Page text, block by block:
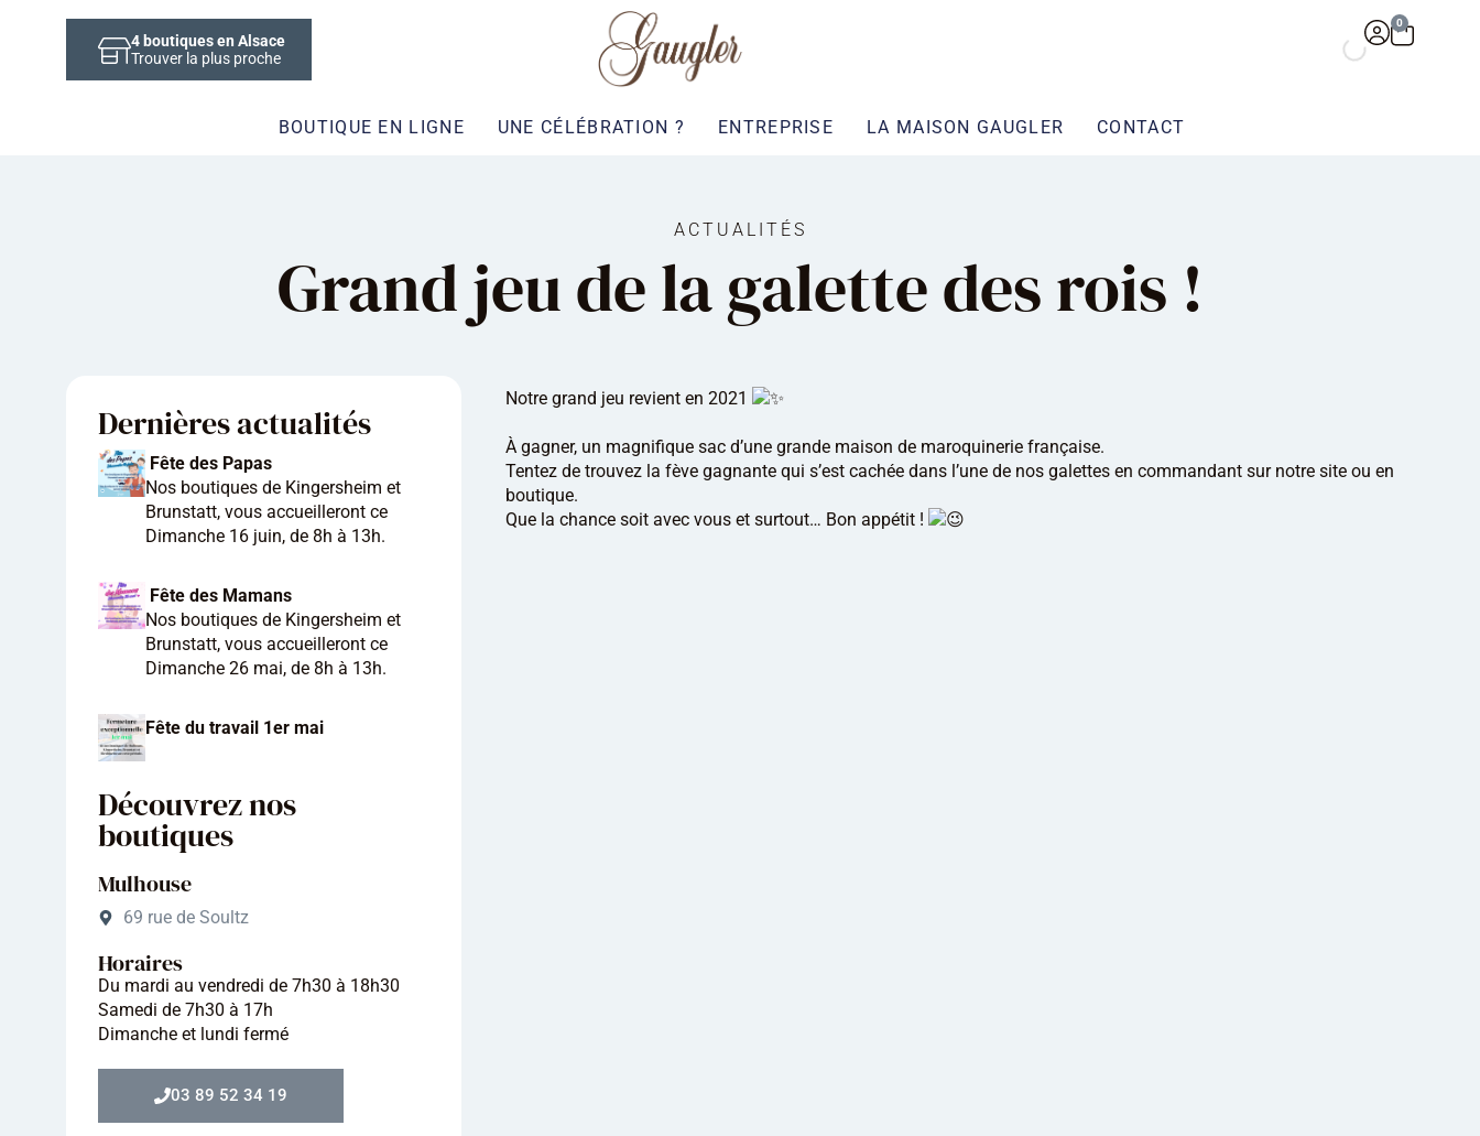
4 boutiques en Alsace
Trouver la plus proche
0
BOUTIQUE EN LIGNE UNE CÉLÉBRATION ? ENTREPRISE LA MAISON GAUGLER CONTACT
ACTUALITÉS
Grand jeu de la galette des rois !
Dernières actualités
Fête des Papas
Nos boutiques de Kingersheim et
Brunstatt, vous accueilleront ce
Dimanche 16 juin, de 8h à 13h.
Fête des Mamans
Nos boutiques de Kingersheim et
Brunstatt, vous accueilleront ce
Dimanche 26 mai, de 8h à 13h.
Fête du travail 1er mai
Découvrez nos
boutiques
Mulhouse
69 rue de Soultz
Horaires
Du mardi au vendredi de 7h30 à 18h30
Samedi de 7h30 à 17h
Dimanche et lundi fermé
03 89 52 34 19
Notre grand jeu revient en 2021
À gagner, un magnifique sac d’une grande maison de maroquinerie française.
Tentez de trouvez la fève gagnante qui s’est cachée dans l’une de nos galettes en commandant sur notre site ou en
boutique.
Que la chance soit avec vous et surtout… Bon appétit !